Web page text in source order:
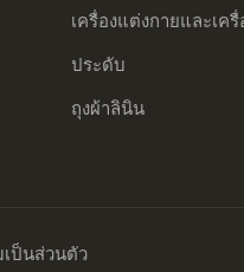
เครื่องแต่งกายและเครื่
ประดับ
ถุงผ้าลินิน
ป็นส่วนตัว